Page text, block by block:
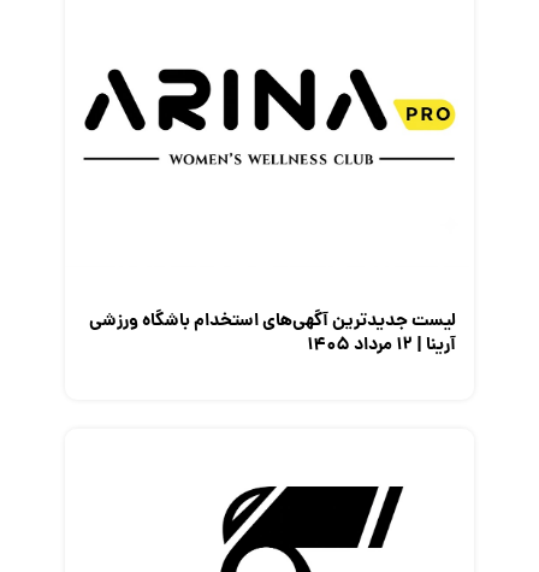
لیست جدیدترین آگهی‌های استخدام باشگاه ورزشی
آرینا | ۱۲ مرداد ۱۴۰۵